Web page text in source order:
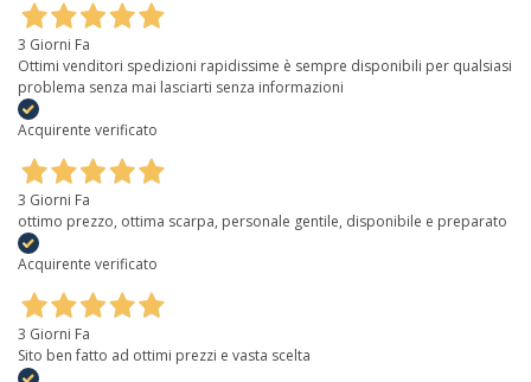
3 Giorni Fa
Ottimi venditori spedizioni rapidissime è sempre disponibili per qualsiasi
problema senza mai lasciarti senza informazioni
Acquirente verificato
3 Giorni Fa
ottimo prezzo, ottima scarpa, personale gentile, disponibile e preparato
Acquirente verificato
3 Giorni Fa
Sito ben fatto ad ottimi prezzi e vasta scelta